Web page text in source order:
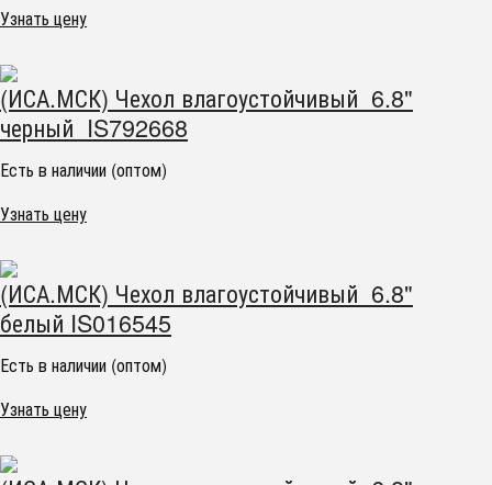
Узнать цену
(ИСА.МСК) Чехол влагоустойчивый 6.8"
черный IS792668
Есть в наличии (оптом)
Узнать цену
(ИСА.МСК) Чехол влагоустойчивый 6.8"
белый IS016545
Есть в наличии (оптом)
Узнать цену